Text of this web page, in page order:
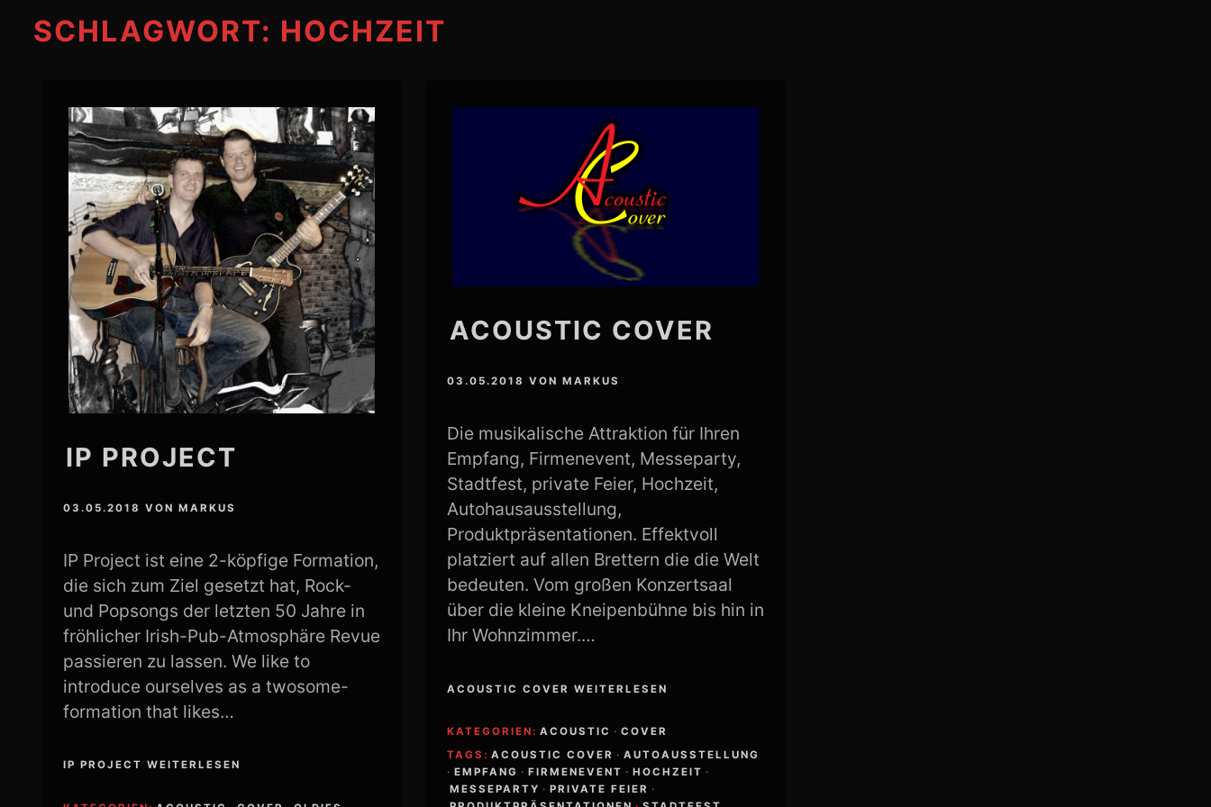
SCHLAGWORT: HOCHZEIT
IP PROJECT
03.05.2018 VONMARKUS
IP Project ist eine 2-köpfige Formation,
die sich zum Ziel gesetzt hat, Rock-
und Popsongs der letzten 50 Jahre in
fröhlicher Irish-Pub-Atmosphäre Revue
passieren zu lassen. We like to
introduce ourselves as a twosome-
formation that likes…
IP PROJECT WEITERLESEN
ACOUSTIC COVER
03.05.2018 VON MARKUS
Die musikalische Attraktion für Ihren
Empfang, Firmenevent, Messeparty,
Stadtfest, private Feier, Hochzeit,
Autohausausstellung,
Produktpräsentationen. Effektvoll
platziert auf allen Brettern die die Welt
bedeuten. Vom großen Konzertsaal
über die kleine Kneipenbühne bis hin in
Ihr Wohnzimmer.…
ACOUSTIC COVER WEITERLESEN
KATEGORIEN: ACOUSTIC · COVER
TAGS: ACOUSTIC COVER · AUTOAUSSTELLUNG
· EMPFANG · FIRMENEVENT · HOCHZEIT ·
MESSEPARTY · PRIVATE FEIER ·